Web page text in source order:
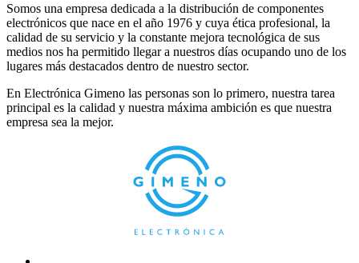
Somos una empresa dedicada a la distribución de componentes
electrónicos que nace en el año 1976 y cuya ética profesional, la
calidad de su servicio y la constante mejora tecnológica de sus
medios nos ha permitido llegar a nuestros días ocupando uno de los
lugares más destacados dentro de nuestro sector.
En Electrónica Gimeno las personas son lo primero, nuestra tarea
principal es la calidad y nuestra máxima ambición es que nuestra
empresa sea la mejor.